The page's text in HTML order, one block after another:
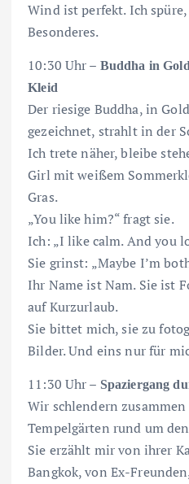
Wind ist perfekt. Ich
Besonderes.
10:30 Uhr – Buddha in
Kleid
Der riesige Buddha, in
gezeichnet, strahlt in der
Ich trete näher, bleibe
Girl mit weißem
Gras.
„You like him?“ fragt sie.
Ich: „I like calm. And you
Sie grinst: „Maybe I’m
Ihr Name ist Nam. Sie ist
auf Kurzurlaub.
Sie bittet mich, sie zu
Bilder. Und eins nur für
11:30 Uhr – Spaziergang
Wir schlendern
Tempelgärten rund um
Sie erzählt mir von ihrer
Bangkok, von Ex-